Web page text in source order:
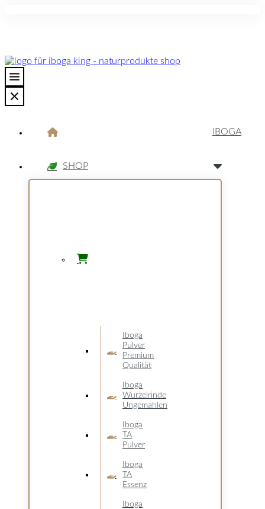
IBOGA
SHOP
Iboga
Pulver
Premium
Qualität
Iboga
Wurzelrinde
Ungemahlen
Iboga
TA
Pulver
Iboga
TA
Essenz
Iboga